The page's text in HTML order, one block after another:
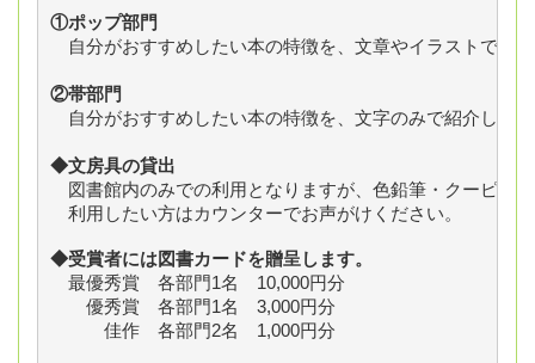
①ポップ部門
自分がおすすめしたい本の特徴を、文章やイラストで紹
②帯部門
自分がおすすめしたい本の特徴を、文字のみで紹介して
◆文房具の貸出
図書館内のみでの利用となりますが、色鉛筆・クーピー
利用したい方はカウンターでお声がけください。
◆受賞者には図書カードを贈呈します。
最優秀賞　各部門1名　10,000円分
優秀賞　各部門1名　3,000円分
佳作　各部門2名　1,000円分